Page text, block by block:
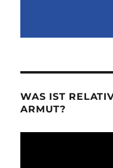
WAS IST
ARMUT?